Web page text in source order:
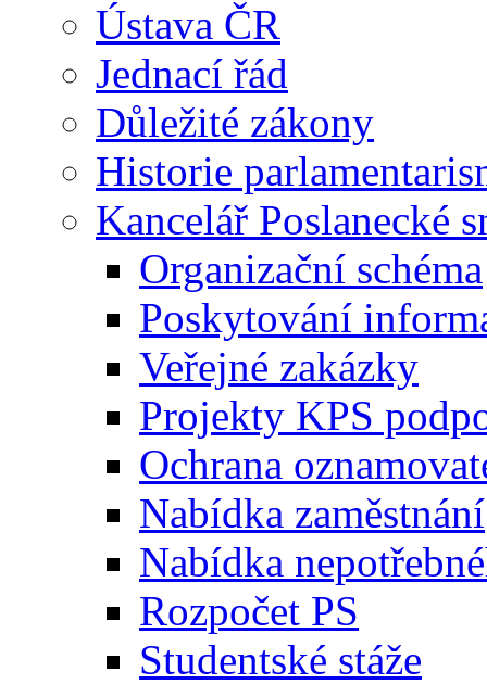
Ústava ČR
Jednací řád
Důležité zákony
Historie
Kancelář Poslanecké
Organizační schéma
Poskytování
Veřejné zakázky
Projekty KPS
Ochrana
Nabídka zaměstnání
Nabídka
Rozpočet PS
Studentské stáže